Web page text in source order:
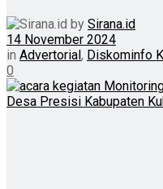
by Sirana.id
14 November 2024
in Advertorial, Diskominfo
0